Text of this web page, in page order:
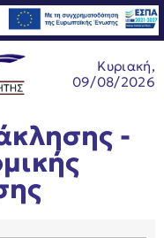
Κυριακή,
09/08/2026
-